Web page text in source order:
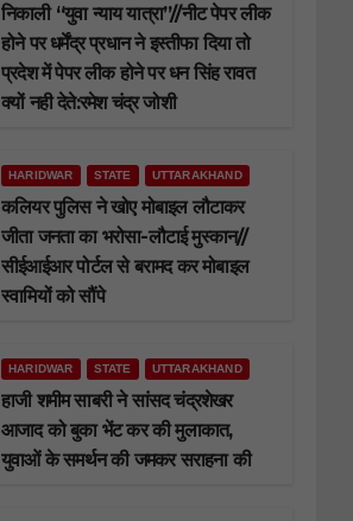
निकाली “युवा न्याय यात्रा”//नीट पेपर लीक
होने पर धर्मेंद्र प्रधान ने इस्तीफा दिया तो
प्रदेश में पेपर लीक होने पर धन सिंह रावत
क्यों नही देते:रमेश चंद्र जोशी
HARIDWAR STATE UTTARAKHAND
कलियर पुलिस ने खोए मोबाइल लौटाकर
जीता जनता का भरोसा-लौटाई मुस्कान//
सीईआईआर पोर्टल से बरामद कर मोबाइल
स्वामियों को सौंपे
HARIDWAR STATE UTTARAKHAND
हाजी शमीम साबरी ने सांसद चंद्रशेखर
आजाद को बुका भेंट कर की मुलाकात,
युवाओं के समर्थन की जमकर सराहना की